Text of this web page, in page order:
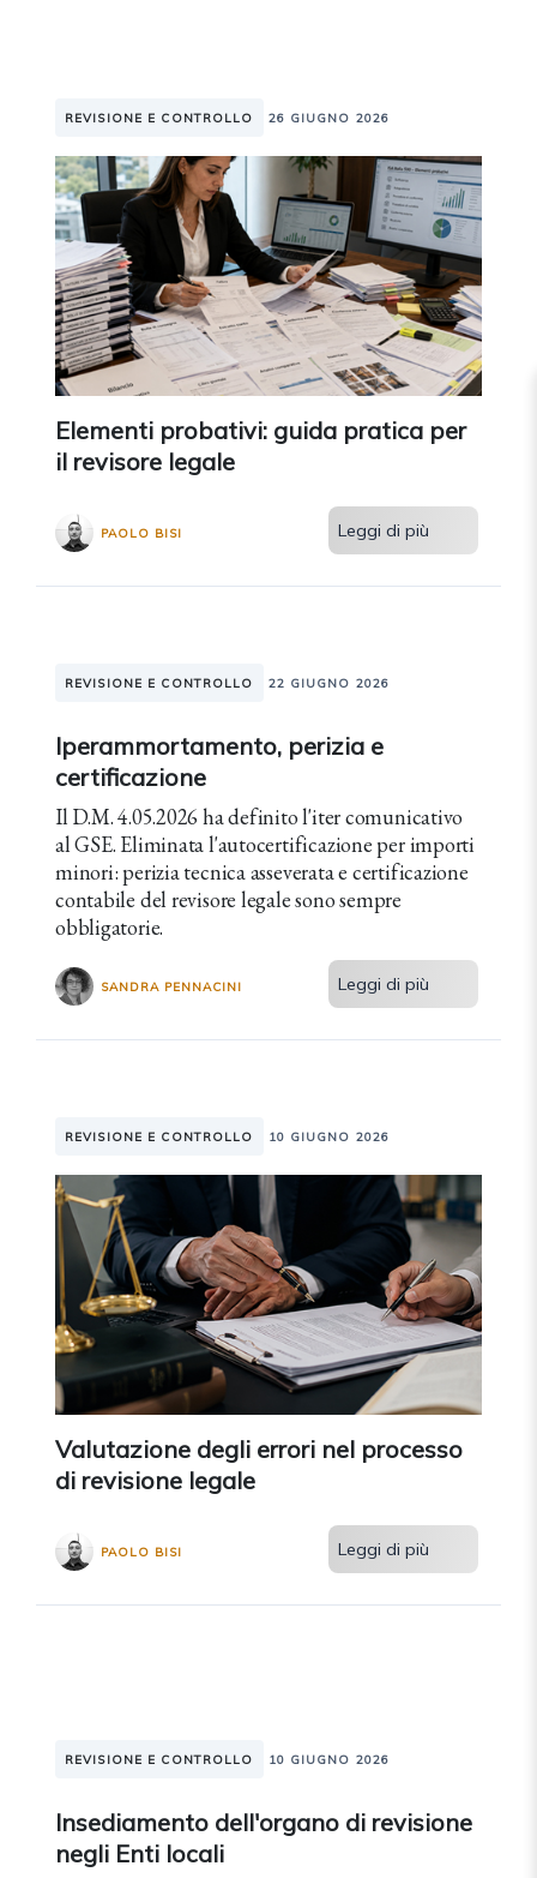
REVISIONE E CONTROLLO 26 GIUGNO 2026
Elementi probativi: guida pratica per
il revisore legale
PAOLO BISI Leggi di più
REVISIONE E CONTROLLO 22 GIUGNO 2026
Iperammortamento, perizia e
certificazione
Il D.M. 4.05.2026 ha definito l'iter comunicativo
al GSE. Eliminata l'autocertificazione per importi
minori: perizia tecnica asseverata e certificazione
contabile del revisore legale sono sempre
obbligatorie.
SANDRA PENNACINI Leggi di più
REVISIONE E CONTROLLO 10 GIUGNO 2026
Valutazione degli errori nel processo
di revisione legale
PAOLO BISI Leggi di più
REVISIONE E CONTROLLO 10 GIUGNO 2026
Insediamento dell'organo di revisione
negli Enti locali